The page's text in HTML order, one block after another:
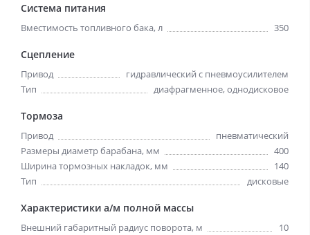
Система питания
Вместимость топливного бака, л 350
Сцепление
Привод
гидравлический с пневмоусилителем
Тип
диафрагменное, однодисковое
Тормоза
Привод
пневматический
Размеры диаметр барабана, мм
400
Ширина тормозных накладок, мм
140
Тип
дисковые
Характеристики а/м полной массы
Внешний габаритный радиус поворота, м
10